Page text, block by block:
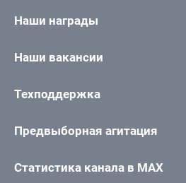
Наши награды
Наши вакансии
Техподдержка
Предвыборная агитация
Статистика канала в MAX